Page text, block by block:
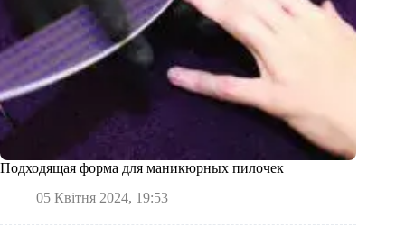
Подходящая форма для маникюрных пилочек
05 Квітня 2024, 19:53